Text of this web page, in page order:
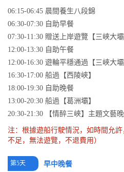
06:15-06:45 晨間養生八段錦
06:30-07:30 自助早餐
07:30-11:30 贈送上岸遊覽【三峽大壩
12:00-13:30 自助午餐
12:00-16:30 遊輪平穩通過【三峽大壩
16:30-17:00 船過【西陵峽】
18:00-19:30 自助晚餐
13:00-20:30 船過【葛洲壩】
20:30-21:30 【情醉三峽】主題文藝
注：根據遊船行駛情況，如時間允
不足，無法遊覽，不退費用）
第5天 早中晚餐